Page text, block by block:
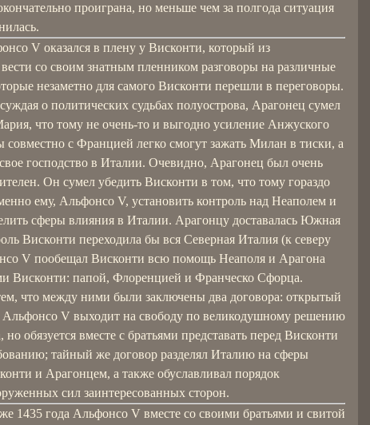
проиграна, но меньше чем за полгода ситуация
V оказался в плену у Висконти, который из
со своим знатным пленником разговоры на различные
незаметно для самого Висконти перешли в переговоры.
о политических судьбах полуострова, Арагонец сумел
что тому не очень-то и выгодно усиление Анжуского
с Францией легко смогут зажать Милан в тиски, а
господство в Италии. Очевидно, Арагонец был очень
Он сумел убедить Висконти в том, что тому гораздо
ему, Альфонсо V, установить контроль над Неаполем и
сферы влияния в Италии. Арагонцу доставалась Южная
Висконти переходила бы вся Северная Италия (к северу
V пообещал Висконти всю помощь Неаполя и Арагона
Висконти: папой, Флоренцией и Франческо Сфорца.
что между ними были заключены два договора: открытый
Альфонсо V выходит на свободу по великодушному решению
но обязуется вместе с братьями представать перед Висконти
тайный же договор разделял Италию на сферы
и Арагонцем, а также обуславливал порядок
сил заинтересованных сторон.
1435 года Альфонсо V вместе со своими братьями и свитой